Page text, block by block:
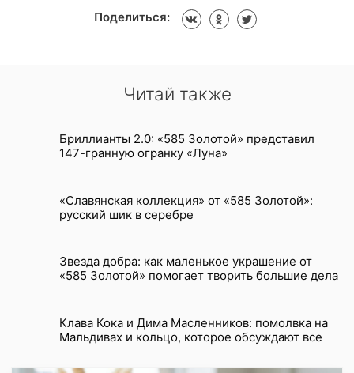
Поделиться:
Читай также
Бриллианты 2.0: «585 Золотой» представил
147-гранную огранку «Луна»
«Славянская коллекция» от «585 Золотой»:
русский шик в серебре
Звезда добра: как маленькое украшение от
«585 Золотой» помогает творить большие дела
Клава Кока и Дима Масленников: помолвка на
Мальдивах и кольцо, которое обсуждают все